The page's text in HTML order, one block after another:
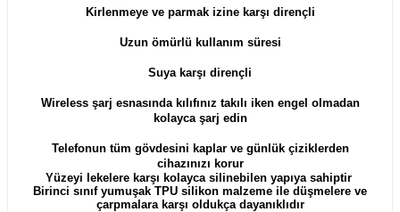
Kirlenmeye ve parmak izine karşı dirençli
Uzun ömürlü kullanım süresi
Suya karşı dirençli
Wireless şarj esnasında kılıfınız takılı iken engel olmadan
kolayca şarj edin
Telefonun tüm gövdesini kaplar ve günlük çiziklerden
cihazınızı korur
Yüzeyi lekelere karşı kolayca silinebilen yapıya sahiptir
Birinci sınıf yumuşak TPU silikon malzeme ile düşmelere ve
çarpmalara karşı oldukça dayanıklıdır